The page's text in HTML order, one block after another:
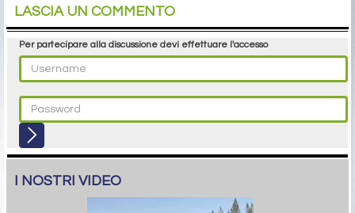
LASCIA UN COMMENTO
Per partecipare alla discussione devi effettuare l'accesso
I NOSTRI VIDEO